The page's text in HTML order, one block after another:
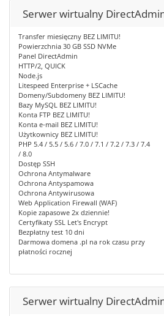
Serwer wirtualny
Transfer miesięczny BEZ LIMITU!
Powierzchnia 30 GB SSD NVMe
Panel DirectAdmin
HTTP/2, QUICK
Node.js
Litespeed Enterprise + LSCache
Domeny/Subdomeny BEZ LIMITU!
Bazy MySQL BEZ LIMITU!
Konta FTP BEZ LIMITU!
Konta e-mail BEZ LIMITU!
Użytkownicy BEZ LIMITU!
PHP 5.4 / 5.5 / 5.6 / 7.0 / 7.1 / 7.2 / 7.3 / 7.4
/ 8.0
Dostęp SSH
Ochrona Antymalware
Ochrona Antyspamowa
Ochrona Antywirusowa
Web Application Firewall (WAF)
Kopie zapasowe 2x dziennie!
Certyfikaty SSL Let's Encrypt
Bezpłatny test 10 dni
Darmowa domena .pl na rok czasu przy
płatności rocznej
Serwer wirtualny